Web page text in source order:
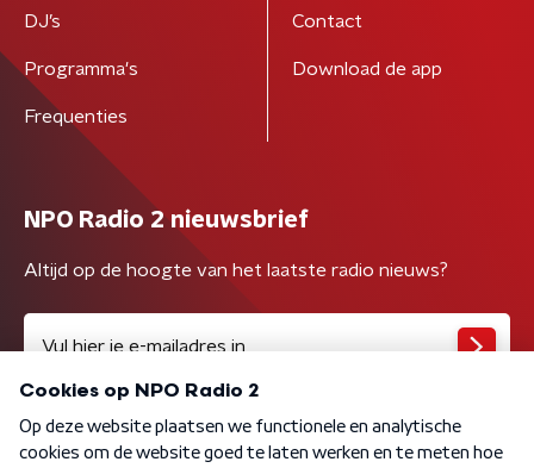
DJ’s
Programma's
Frequenties
Contact
Download de app
NPO Radio 2 nieuwsbrief
Altijd op de hoogte van het laatste radio nieuws?